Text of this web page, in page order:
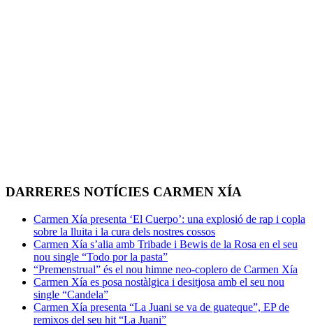
DARRERES NOTÍCIES CARMEN XÍA
Carmen Xía presenta ‘El Cuerpo’: una explosió de rap i copla
sobre la lluita i la cura dels nostres cossos
Carmen Xía s’alia amb Tribade i Bewis de la Rosa en el seu
nou single “Todo por la pasta”
“Premenstrual” és el nou himne neo-coplero de Carmen Xía
Carmen Xía es posa nostàlgica i desitjosa amb el seu nou
single “Candela”
Carmen Xía presenta “La Juani se va de guateque”, EP de
remixos del seu hit “La Juani”